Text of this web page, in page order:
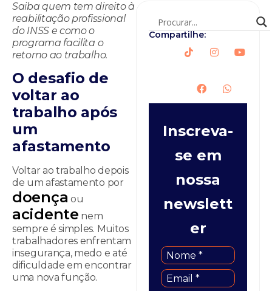
Saiba quem tem direito à
reabilitação profissional
do INSS e como o
programa facilita o
retorno ao trabalho.
O desafio de
voltar ao
trabalho após
um
afastamento
Voltar ao trabalho depois
de um afastamento por
doença ou
acidente nem
sempre é simples. Muitos
trabalhadores enfrentam
insegurança, medo e até
dificuldade em encontrar
uma nova função.
Compartilhe:
Inscreva-
se em
nossa
newslett
er